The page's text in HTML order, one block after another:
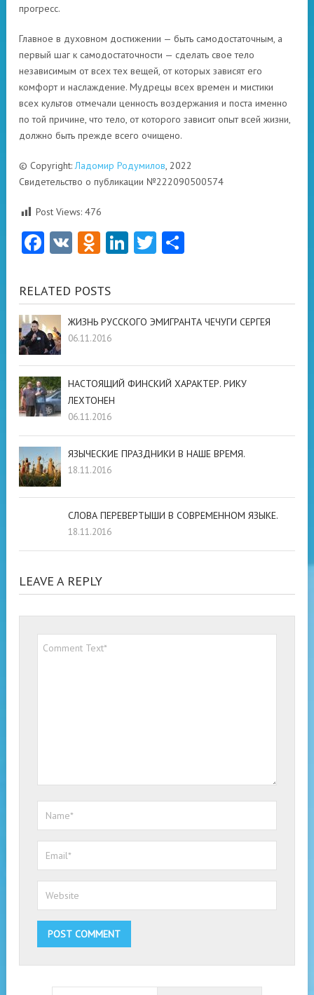
прогресс.
Главное в духовном достижении — быть самодостаточным, а
первый шаг к самодостаточности — сделать свое тело
независимым от всех тех вещей, от которых зависят его
комфорт и наслаждение. Мудрецы всех времен и мистики
всех культов отмечали ценность воздержания и поста именно
по той причине, что тело, от которого зависит опыт всей жизни,
должно быть прежде всего очищено.
© Copyright:Ладомир Родумилов, 2022
Свидетельство о публикации №222090500574
Post Views: 476
Facebook
VK Odnoklassniki
LinkedIn
Twitter
RELATED POSTS
ЖИЗНЬ РУССКОГО ЭМИГРАНТА ЧЕЧУГИ СЕРГЕЯ
06.11.2016
НАСТОЯЩИЙ ФИНСКИЙ ХАРАКТЕР. РИКУ
ЛЕХТОНЕН
06.11.2016
ЯЗЫЧЕСКИЕ ПРАЗДНИКИ В НАШЕ ВРЕМЯ.
18.11.2016
СЛОВА ПЕРЕВЕРТЫШИ В СОВРЕМЕННОМ ЯЗЫКЕ.
18.11.2016
LEAVE A REPLY